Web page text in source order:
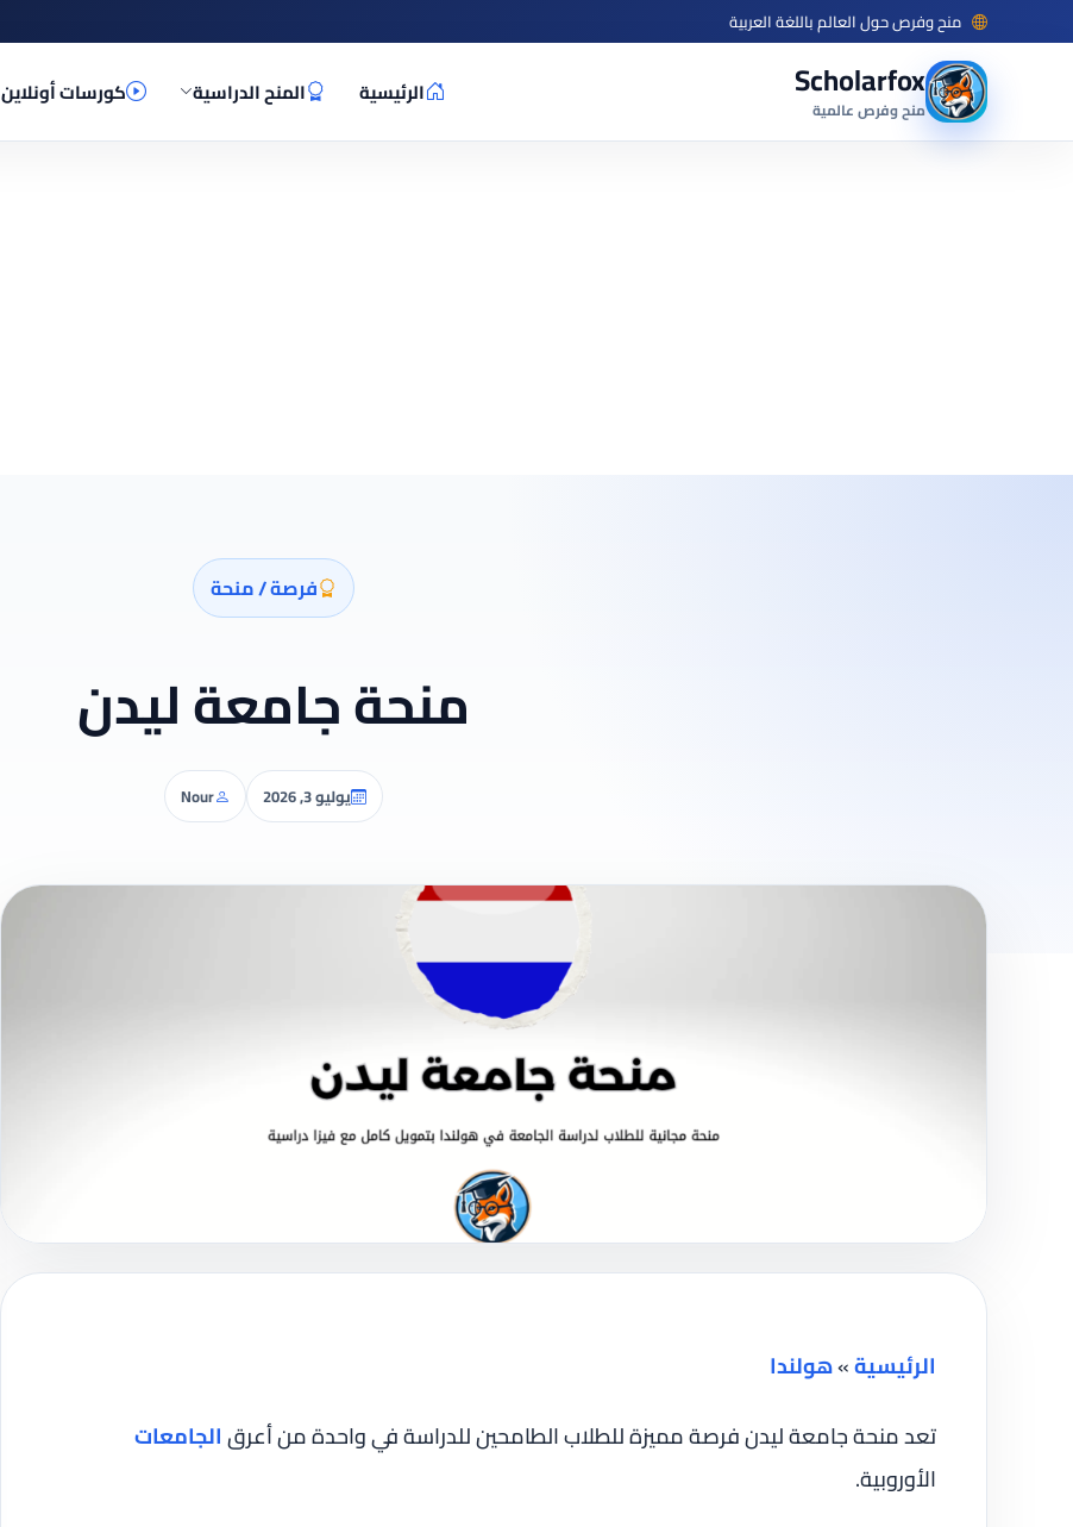
منح وفرص حول العالم باللغة العربية
Scholarfox
منح وفرص عالمية
الرئيسية المنح الدراسية كورسات أونلاين
فرصة / منحة
منحة جامعة ليدن
يوليو 3, 2026 Nour
الرئيسية»هولندا
تعد منحة جامعة ليدن فرصة مميزة للطلاب الطامحين للدراسة في واحدة من أعرقالجامعات
الأوروبية.